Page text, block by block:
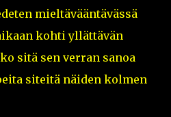
mieltävääntävässä
kohti yllättävän
sitä sen verran sanoa
siteitä näiden kolmen